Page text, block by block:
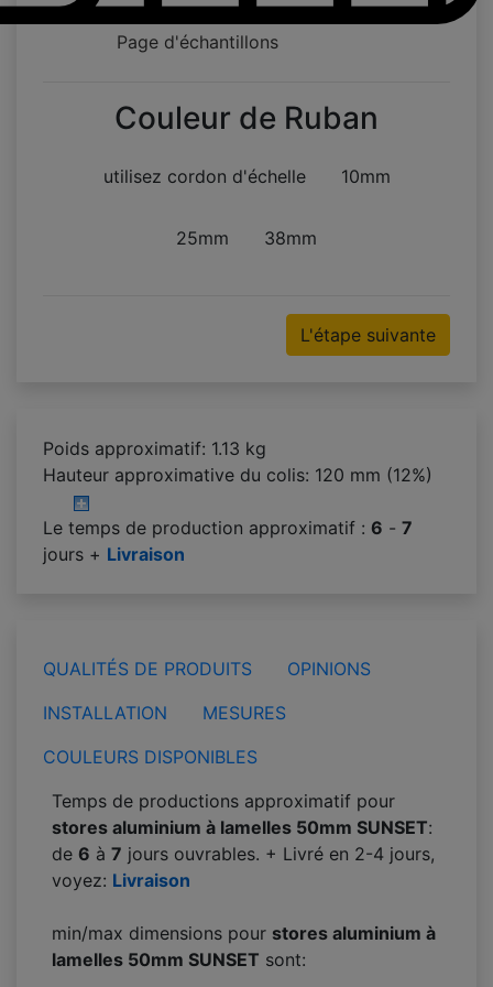
Page d'échantillons
Couleur de Ruban
utilisez cordon d'échelle
25mm
10mm
38mm
L'étape suivante
Poids approximatif: 1.13 kg
Hauteur approximative du colis: 120 mm (12%)
Le temps de production approximatif : 6 - 7
jours + Livraison
QUALITÉS DE PRODUITS
OPINIONS
INSTALLATION
MESURES
COULEURS DISPONIBLES
Temps de productions approximatif pour
stores aluminium à lamelles 50mm SUNSET:
de 6 à 7 jours ouvrables. + Livré en 2-4 jours,
voyez: Livraison
min/max dimensions pour stores aluminium à
lamelles 50mm SUNSET sont: